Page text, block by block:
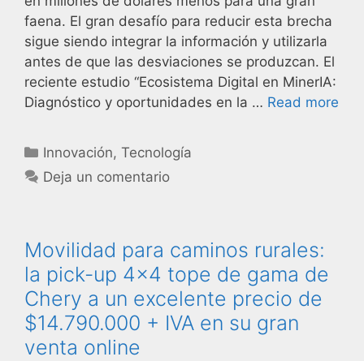
faena. El gran desafío para reducir esta brecha
sigue siendo integrar la información y utilizarla
antes de que las desviaciones se produzcan. El
reciente estudio “Ecosistema Digital en MinerIA:
Diagnóstico y oportunidades en la … Read more
Innovación,Tecnología
Deja un comentario
Movilidad para caminos rurales:
la pick-up 4×4 tope de gama de
Chery a un excelente precio de
$14.790.000 + IVA en su gran
venta online